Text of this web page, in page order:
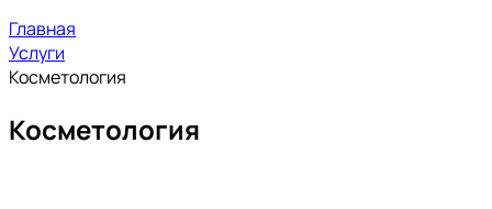
Главная
Услуги
Косметология
Косметология